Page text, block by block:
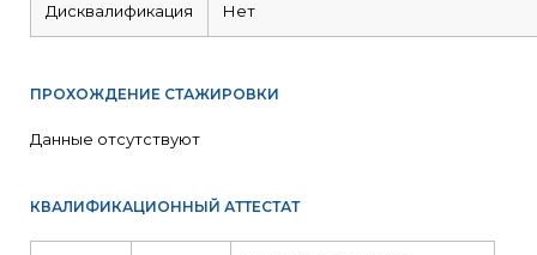
Дисквалификация Нет
ПРОХОЖДЕНИЕ СТАЖИРОВКИ
Данные отсутствуют
КВАЛИФИКАЦИОННЫЙ АТТЕСТАТ